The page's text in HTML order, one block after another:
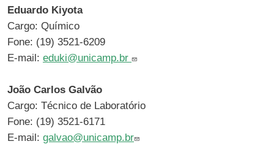
Eduardo Kiyota
Cargo: Químico
Fone: (19) 3521-6209
E-mail: eduki@unicamp.br
João Carlos Galvão
Cargo: Técnico de Laboratório
Fone: (19) 3521-6171
E-mail: galvao@unicamp.br